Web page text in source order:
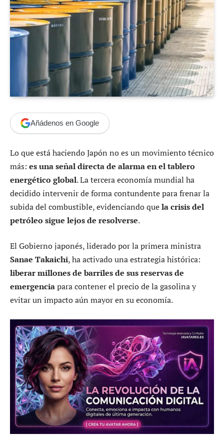
Añádenos en Google
Lo que está haciendo Japón no es un movimiento técnico
más: es una señal directa de alarma en el tablero
energético global. La tercera economía mundial ha
decidido intervenir de forma contundente para frenar la
subida del combustible, evidenciando quela crisis del
petróleo sigue lejos de resolverse.
El Gobierno japonés, liderado por la primera ministra
Sanae Takaichi, ha activado una estrategia histórica:
liberar millones de barriles de sus reservas de
emergenciapara contener el precio de la gasolina y
evitar un impacto aún mayor en su economía.